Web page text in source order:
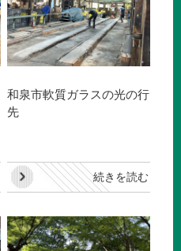
和泉市軟質ガラスの光の行
先
続きを読む